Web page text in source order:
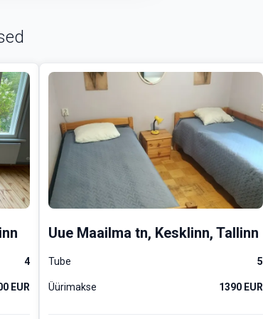
korruselt võib leida kak
magamistoana kasut
esiku ning suure pani
ning eraldi tu
magamistuba.
ka suurele perele.
ja tehnika antakse üürniku
ka nõudepesumasin.
Mugavuse lisamiseks on
4
EUR
Uue Maailma tn, Kesklinn, Tallinn
Tube 5
Üürimakse 1390 EUR